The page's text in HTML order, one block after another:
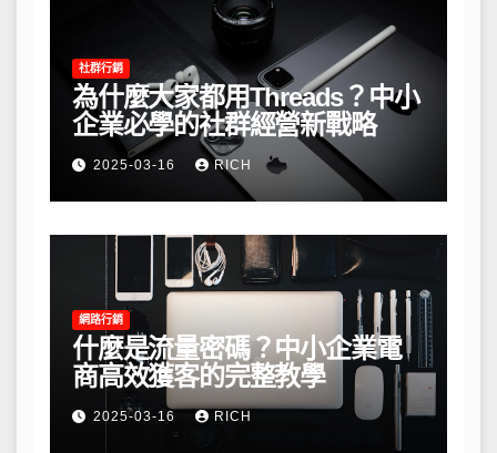
社群行銷
為什麼大家都用Threads？中小
企業必學的社群經營新戰略
2025-03-16 RICH
網路行銷
什麼是流量密碼？中小企業電
商高效獲客的完整教學
2025-03-16 RICH